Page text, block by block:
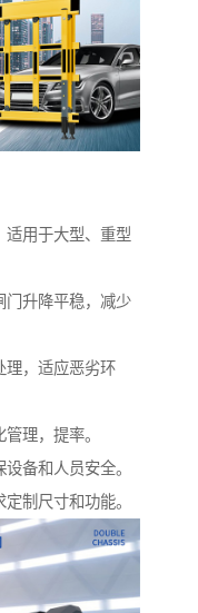
适用于大型、重型
门升降平稳，减少
理，适应恶劣环
理，提率。
备和人员安全。
制尺寸和功能。